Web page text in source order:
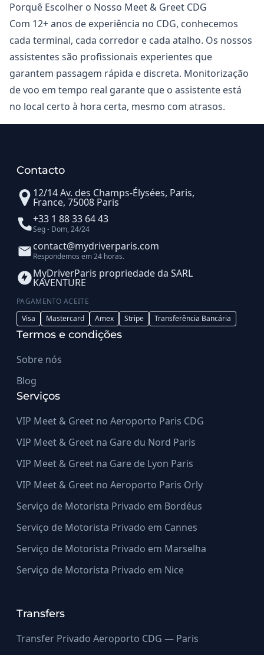
Porquê Escolher o Nosso Meet & Greet CDG
Com 12+ anos de experiência no CDG, conhecemos
cada terminal, cada corredor e cada atalho. Os nossos
assistentes são profissionais experientes que
garantem passagem rápida e discreta. Monitorização
de voo em tempo real garante que o assistente está
no local certo à hora certa, mesmo com atrasos.
Contacto
12/14 Av. des Champs-Élysées, Paris,
France, 75008 Paris
+33 1 88 33 64 43
Seg - Dom, 24/24
contact@mydriverparis.com
Respondemos em 24 horas.
MyDriverParis propriedade da SARL
KAVENTURE
PAGAMENTO ACEITE
Visa
Mastercard Amex Stripe Transferência Bancária
Termos e condições
Sobre nós
Blog
Serviços
VIP Meet & Greet no Aeroporto Paris CDG
VIP Meet & Greet na Gare du Nord Paris
VIP Meet & Greet na Gare de Lyon Paris
VIP Meet & Greet no Aeroporto Paris Orly
Serviço de Motorista Privado em Bordéus
Serviço de Motorista Privado em Cannes
Serviço de Motorista Privado em Marselha
Serviço de Motorista Privado em Nice
Transfers
Transfer Privado Aeroporto CDG — Paris